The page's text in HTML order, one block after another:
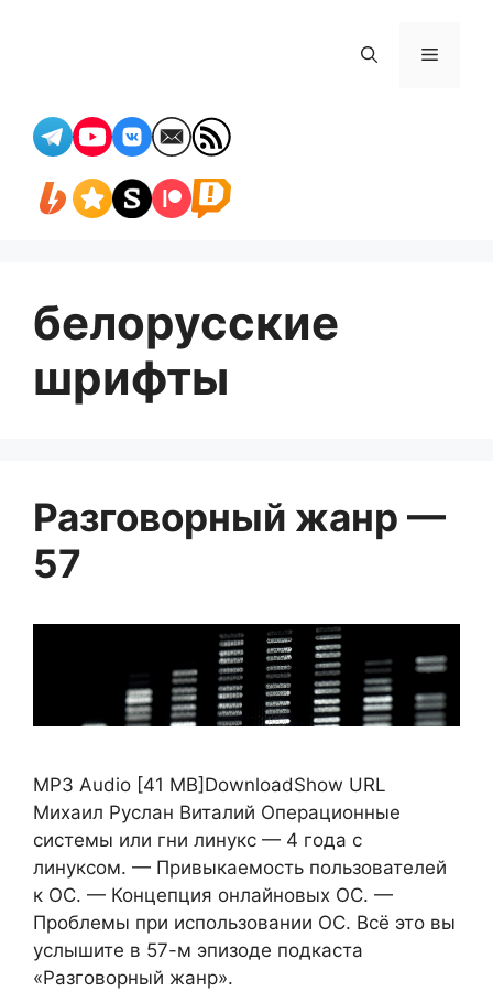
Меню
белорусские
шрифты
Разговорный жанр —
57
MP3 Audio [41 MB]DownloadShow URL
Михаил Руслан Виталий Операционные
системы или гни линукс — 4 года с
линуксом. — Привыкаемость пользователей
к ОС. — Концепция онлайновых ОС. —
Проблемы при использовании ОС. Всё это вы
услышите в 57-м эпизоде подкаста
«Разговорный жанр».